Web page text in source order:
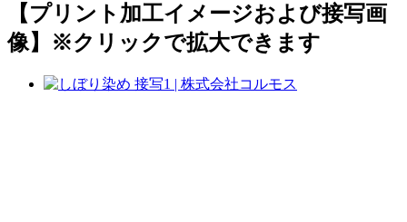
【プリント加工イメージおよび接写画
像】
※クリックで拡大できます